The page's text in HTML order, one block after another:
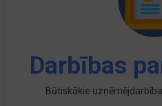
Darbības
Būtiskākie